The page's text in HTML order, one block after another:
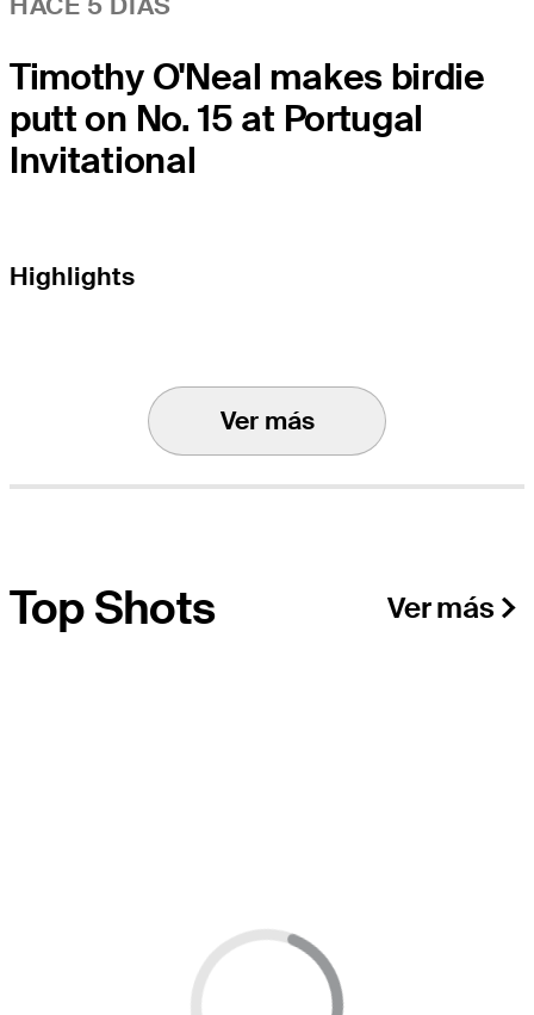
Timothy O'Neal makes birdie
putt on No. 15 at Portugal
Invitational
Highlights
Ver más
Top Shots Ver más